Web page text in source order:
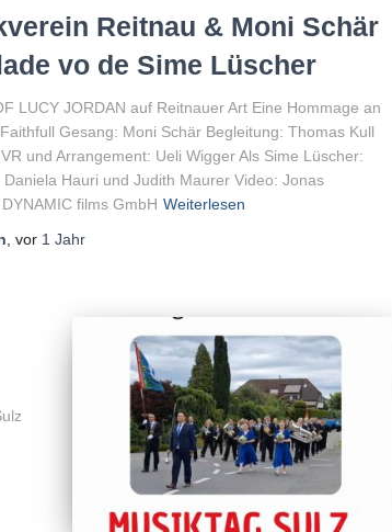
Reitnau & Moni Schär
vo de Sime Lüscher
LUCY JORDAN auf Reitnauer Art Eine Hommage an
Gesang: Moni Schär Begleitung: Thomas Kull
und Arrangement: Ueli Wigger Als Sime Lüscher:
Daniela Hauri und Judith Maurer Video: Jonas
films GmbH Weiterlesen
, vor 1 Jahr